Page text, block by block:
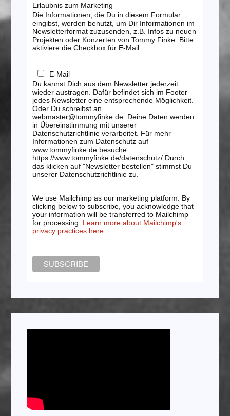
Erlaubnis zum Marketing
Die Informationen, die Du in diesem Formular
eingibst, werden benutzt, um Dir Informationen im
Newsletterformat zuzusenden, z.B. Infos zu neuen
Projekten oder Konzerten von Tommy Finke. Bitte
aktiviere die Checkbox für E-Mail:
E-Mail
Du kannst Dich aus dem Newsletter jederzeit
wieder austragen. Dafür befindet sich im Footer
jedes Newsletter eine entsprechende Möglichkeit.
Oder Du schreibst an
webmaster@tommyfinke.de. Deine Daten werden
in Übereinstimmung mit unserer
Datenschutzrichtlinie verarbeitet. Für mehr
Informationen zum Datenschutz auf
www.tommyfinke.de besuche
https://www.tommyfinke.de/datenschutz/ Durch
das klicken auf "Newsletter bestellen" stimmst Du
unserer Datenschutzrichtlinie zu.
We use Mailchimp as our marketing platform. By
clicking below to subscribe, you acknowledge that
your information will be transferred to Mailchimp
for processing. Learn more about Mailchimp's
privacy practices here.